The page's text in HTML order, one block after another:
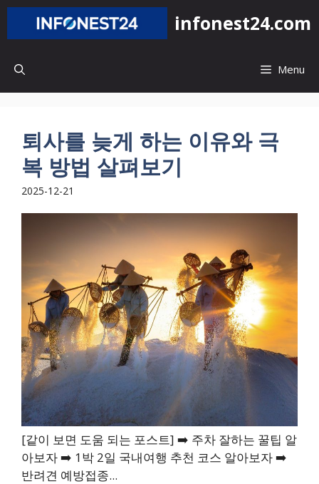
컨
츠
너
infonest24.com
Menu
퇴사를 늦게 하는 이유와 극
복 방법 살펴보기
2025-12-21
[같이 보면 도움 되는 포스트] ➡️ 주차 잘하는 꿀팁 알
아보자 ➡️ 1박 2일 국내여행 추천 코스 알아보자 ➡️
반려견 예방접종...